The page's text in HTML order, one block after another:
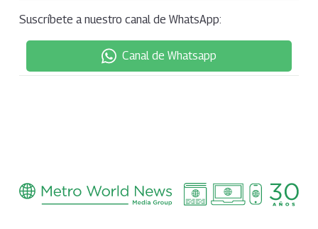
Suscríbete a nuestro canal de WhatsApp:
Canal de Whatsapp